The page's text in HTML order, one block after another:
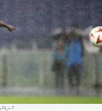
آراء حرة
ركن الألعاب
بطولات
أمريكا 2026